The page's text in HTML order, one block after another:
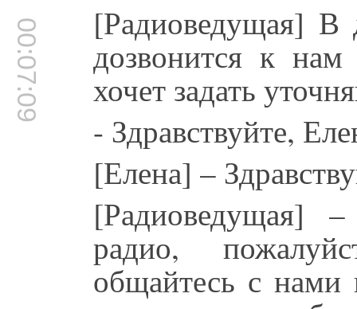
00:07:09 [Радиоведущая]
дозвонится к
хочет задать
- Здравствуйте,
[Елена] –
[Радиоведущая]
радио,
общайтесь с